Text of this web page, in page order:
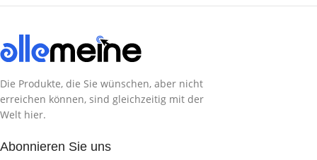
Die Produkte, die Sie wünschen, aber nicht
erreichen können, sind gleichzeitig mit der
Welt hier.
Abonnieren Sie uns